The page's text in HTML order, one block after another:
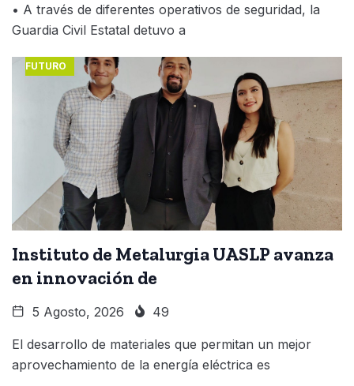
• A través de diferentes operativos de seguridad, la
Guardia Civil Estatal detuvo a
FUTURO
Instituto de Metalurgia UASLP avanza
en innovación de
5 Agosto, 2026 49
El desarrollo de materiales que permitan un mejor
aprovechamiento de la energía eléctrica es